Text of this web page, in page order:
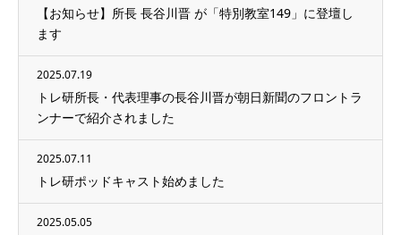
【お知らせ】所長 長谷川晋 が「特別教室149」に登壇し
ます
2025.07.19
トレ研所長・代表理事の長谷川晋が朝日新聞のフロントラ
ンナーで紹介されました
2025.07.11
トレ研ポッドキャスト始めました
2025.05.05